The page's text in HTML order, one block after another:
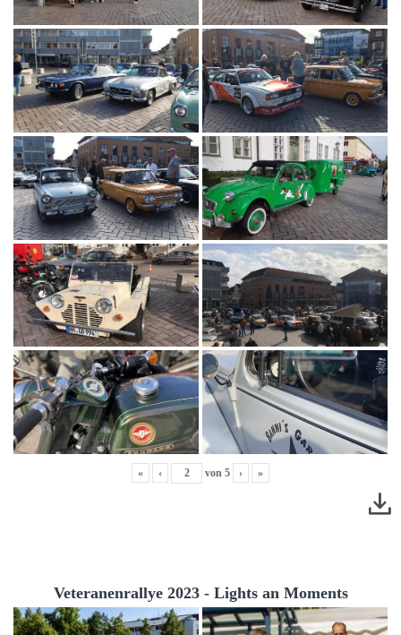
« ‹ von 5 › »
Veteranenrallye 2023 - Lights an Moments